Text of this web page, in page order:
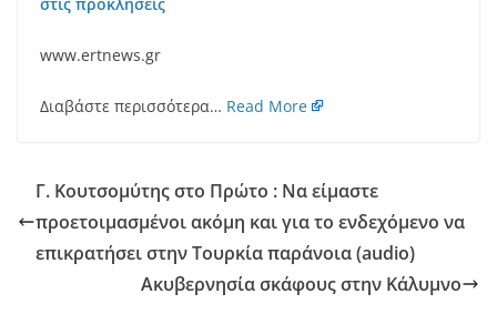
www.ertnews.gr
Διαβάστε περισσότερα… Read More
Γ. Κουτσομύτης στο Πρώτο : Να είμαστε
προετοιμασμένοι ακόμη και για το ενδεχόμενο να
επικρατήσει στην Τουρκία παράνοια (audio)
Ακυβερνησία σκάφους στην Κάλυμνο